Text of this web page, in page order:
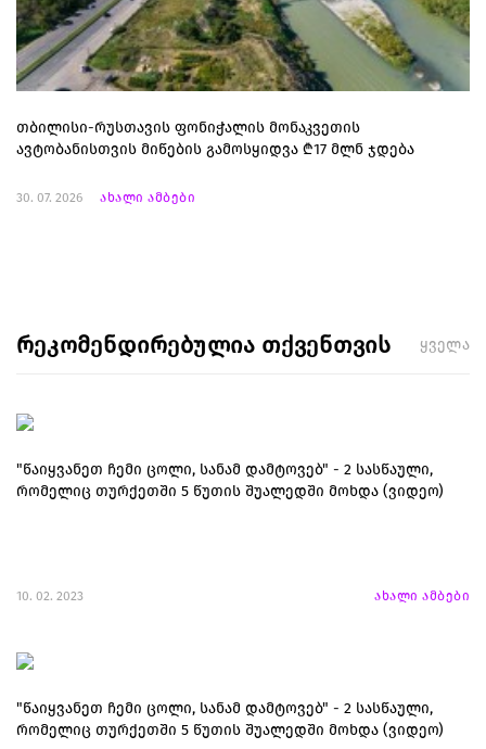
თბილისი-რუსთავის ფონიჭალის მონაკვეთის
ავტობანისთვის მიწების გამოსყიდვა ₾17 მლნ ჯდება
30. 07. 2026 ახალი ამბები
რეკომენდირებულია თქვენთვის ყველა
"წაიყვანეთ ჩემი ცოლი, სანამ დამტოვებ" - 2 სასწაული,
რომელიც თურქეთში 5 წუთის შუალედში მოხდა (ვიდეო)
10. 02. 2023 ახალი ამბები
"წაიყვანეთ ჩემი ცოლი, სანამ დამტოვებ" - 2 სასწაული,
რომელიც თურქეთში 5 წუთის შუალედში მოხდა (ვიდეო)